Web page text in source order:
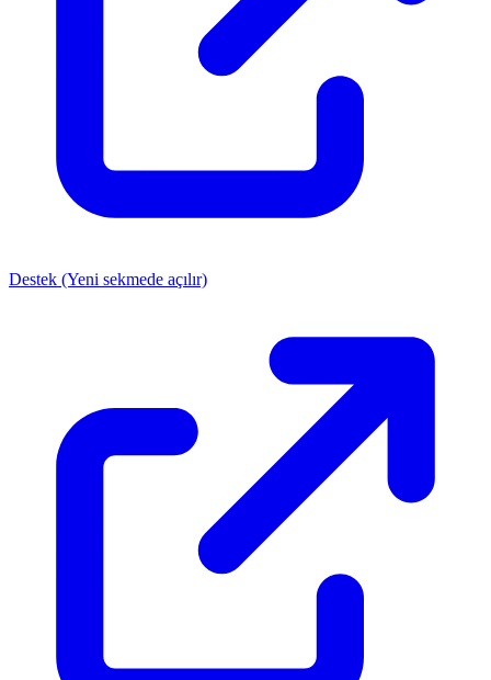
Destek (Yeni sekmede açılır)